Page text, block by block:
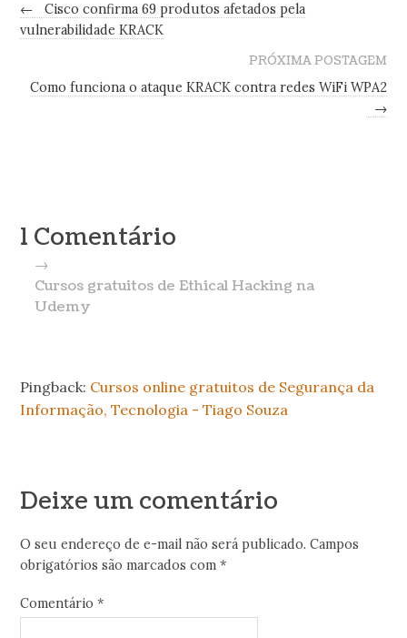
←
Cisco confirma 69 produtos afetados pela
vulnerabilidade KRACK
PRÓXIMA POSTAGEM
Como funciona o ataque KRACK contra redes WiFi WPA2
→
1 Comentário
→
Cursos gratuitos de Ethical Hacking na
Udemy
Pingback: Cursos online gratuitos de Segurança da
Informação, Tecnologia - Tiago Souza
Deixe um comentário
O seu endereço de e-mail não será publicado. Campos
obrigatórios são marcados com*
Comentário*